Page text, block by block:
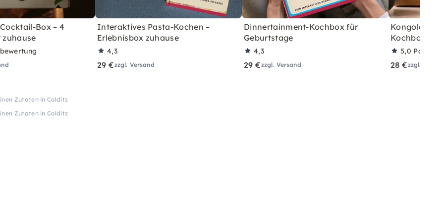
Box – 4
Interaktives Pasta-Kochen –
Erlebnisbox zuhause
4,3
29 €zzgl. Versand
Dinnertainment-Kochbox für
Geburtstage
4,3
29 €zzgl. Versand
Kochbox für
5,0
28 €zzgl.
Zutaten in Colditz
Zutaten in Colditz